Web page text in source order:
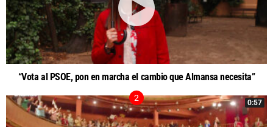
“Vota al PSOE, pon en marcha el cambio que Almansa necesita”
0:57